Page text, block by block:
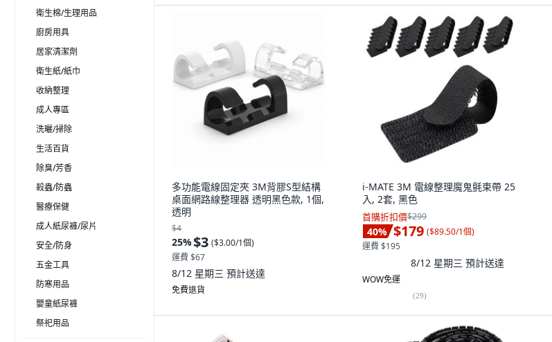
衛生棉/生理用品
廚房用具
居家清潔劑
衛生紙/紙巾
收納整理
成人專區
洗曬/掃除
生活百貨
除臭/芳香
殺蟲/防蟲
醫療保健
成人紙尿褲/尿片
安全/防身
五金工具
防寒用品
嬰童紙尿褲
祭祀用品
多功能電線固定夾 3M背膠S型結構
桌面網路線整理器 透明黑色款, 1個,
透明
$4
25%$3 ($3.00/1個)
運費 $67
8/12 星期三 預計送達
免費退貨
i-MATE 3M 電線整理魔鬼氈束帶 25
入, 2套, 黑色
首購折扣價$299
40% $179 ($89.50/1個)
運費 $195
8/12 星期三 預計送達
WOW免運
(29)